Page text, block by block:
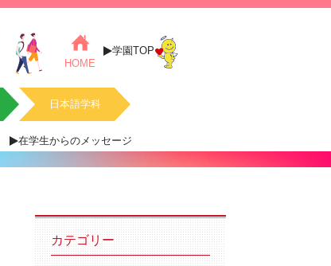
HOME
学園TOP
日本語学科
在学生からのメッセージ
カテゴリー